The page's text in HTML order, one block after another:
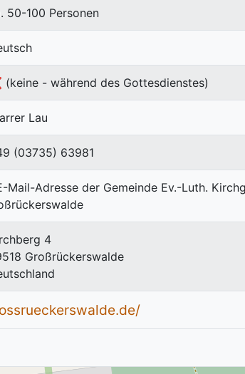
50-100 Personen
(keine - während des Gottesdienstes)
Lau
(03735) 63981
4
Großrückerswalde